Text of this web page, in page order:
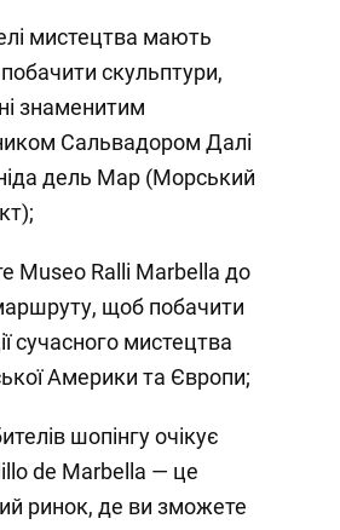
мистецтва мають
скульптури,
знаменитим
Сальвадором Далі
дель Мар (Морський
Museo Ralli Marbella до
щоб побачити
сучасного мистецтва
Америки та Європи;
шопінгу очікує
de Marbella — це
ринок, де ви зможете